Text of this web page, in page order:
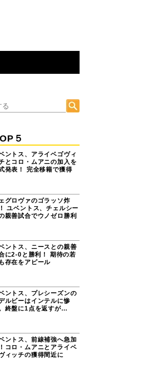
５
ントス、アライベゴヴィ
とコロ・ムアニの加入を
発表！ 完全移籍で獲得
グロヴァのゴラッソ炸
ユベントス、チェルシー
親善試合でウノゼロ勝利
ントス、ニースとの親善
に2-0と勝利！ 期待の若
存在をアピール
ントス、プレシーズンの
ルビーはインテルに惨
終盤に1点を返すが…
ントス、前線補強へ急加
コロ・ムアニとアライベ
ィッチの獲得間近に